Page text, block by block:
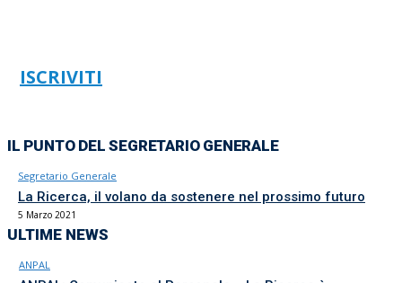
ISCRIVITI
IL PUNTO DEL SEGRETARIO GENERALE
Segretario Generale
La Ricerca, il volano da sostenere nel prossimo futuro
5 Marzo 2021
ULTIME NEWS
ANPAL